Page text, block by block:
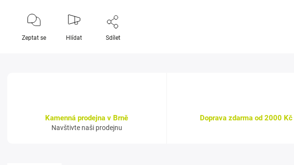
Zeptat se Hlídat Sdílet
Kamenná prodejna v Brně
Navštivte naši prodejnu
Doprava zdarma od 2000 Kč